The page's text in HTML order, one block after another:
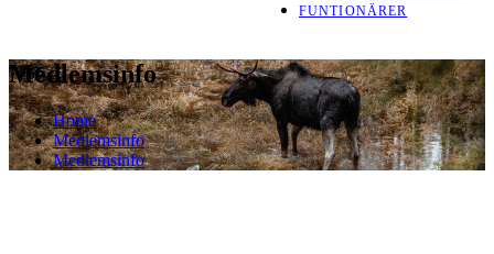
FUNTIONÄRER
Medlemsinfo
Home
Medlemsinfo
Medlemsinfo